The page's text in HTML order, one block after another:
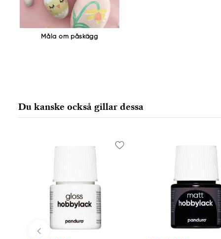
www.panduro.com
+46 (04) 22 30 70
Måla om påskägg
Du kanske också gillar dessa